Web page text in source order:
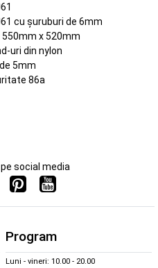
cu șuruburi de 6mm
550mm x 520mm
uri din nylon
5mm
86a
social media
Program
Luni - vineri: 10.00 - 20.00